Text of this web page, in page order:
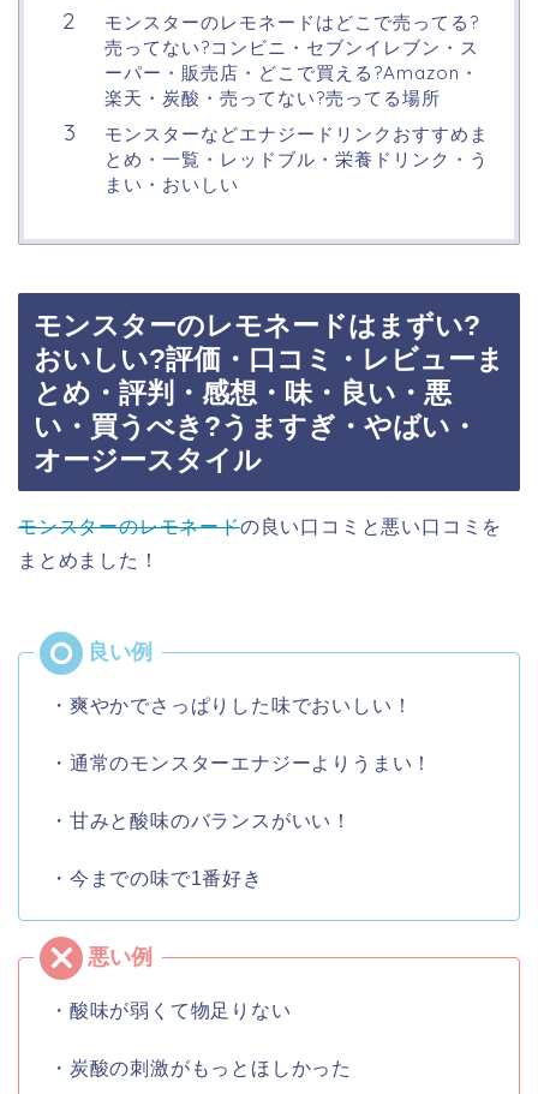
モンスターのレモネードはどこで売ってる?
売ってない?コンビニ・セブンイレブン・ス
ーパー・販売店・どこで買える?Amazon・
楽天・炭酸・売ってない?売ってる場所
モンスターなどエナジードリンクおすすめま
とめ・一覧・レッドブル・栄養ドリンク・う
まい・おいしい
モンスターのレモネードはまずい?
おいしい?評価・口コミ・レビューま
とめ・評判・感想・味・良い・悪
い・買うべき?うますぎ・やばい・
オージースタイル
モンスターのレモネードの良い口コミと悪い口コミを
まとめました！
・爽やかでさっぱりした味でおいしい！
・通常のモンスターエナジーよりうまい！
・甘みと酸味のバランスがいい！
・今までの味で1番好き
・酸味が弱くて物足りない
・炭酸の刺激がもっとほしかった